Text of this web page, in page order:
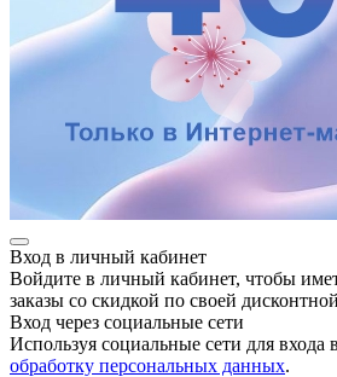
Вход в личный кабинет
Войдите в личный кабинет, чтобы
заказы со скидкой по своей
Вход через социальные сети
Используя социальные сети для входа
обработку персональных данных.